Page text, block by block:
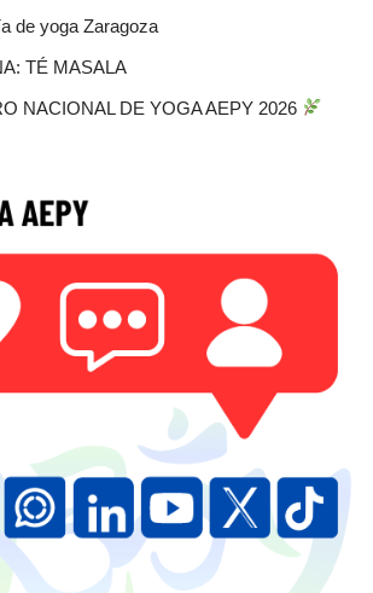
de yoga Zaragoza
TÉ MASALA
NACIONAL DE YOGA AEPY 2026